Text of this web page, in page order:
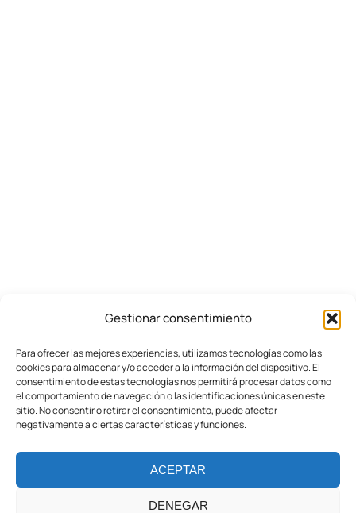
Gestionar consentimiento
Para ofrecer las mejores experiencias, utilizamos tecnologías como las
cookies para almacenar y/o acceder a la información del dispositivo. El
consentimiento de estas tecnologías nos permitirá procesar datos como
el comportamiento de navegación o las identificaciones únicas en este
sitio. No consentir o retirar el consentimiento, puede afectar
negativamente a ciertas características y funciones.
ACEPTAR
DENEGAR